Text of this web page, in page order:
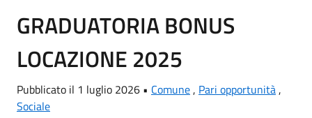
GRADUATORIA BONUS
LOCAZIONE 2025
Pubblicato il 1 luglio 2026 • Comune, Pari opportunità,
Sociale